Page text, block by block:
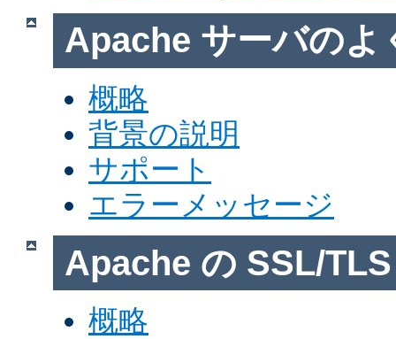
Apache サーバのよ
概略
背景の説明
サポート
エラーメッセージ
Apache の SSL/
概略